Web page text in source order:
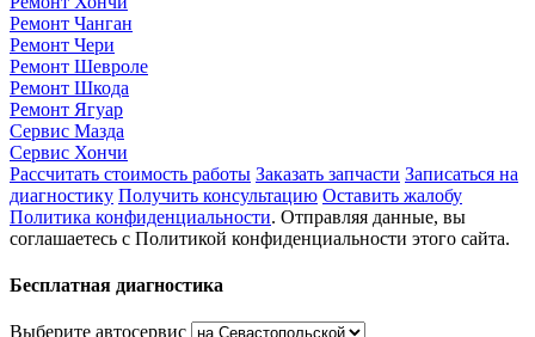
Ремонт Чанган
Ремонт Чери
Ремонт Шевроле
Ремонт Шкода
Ремонт Ягуар
Сервис Мазда
Сервис Хончи
Рассчитать стоимость работы Заказать запчасти Записаться на
диагностику Получить консультацию Оставить жалобу
Политика конфиденциальности. Отправляя данные, вы
соглашаетесь с Политикой конфиденциальности этого сайта.
Бесплатная диагностика
Выберите автосервис